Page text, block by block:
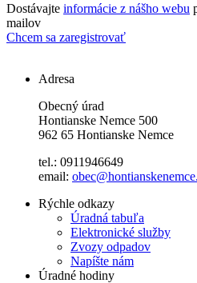
Dostávajte informácie z nášho webu
mailov
Chcem sa zaregistrovať
Adresa
Obecný úrad
Hontianske Nemce 500
962 65 Hontianske Nemce
tel.: 0911946649
email:
Rýchle odkazy
Úradná tabuľa
Elektronické služby
Zvozy odpadov
Napíšte nám
Úradné hodiny